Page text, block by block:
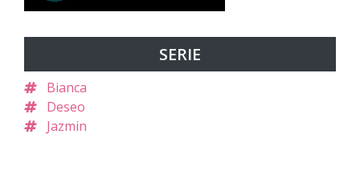
SERIE
Bianca
Deseo
Jazmin